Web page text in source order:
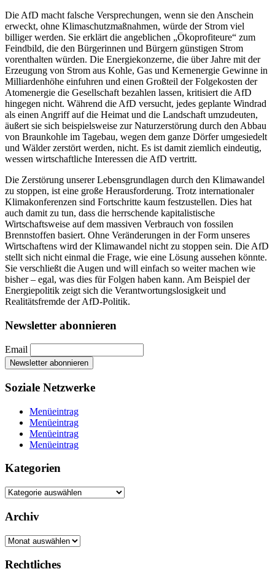
Die AfD macht falsche Versprechungen, wenn sie den Anschein
erweckt, ohne Klimaschutzmaßnahmen, würde der Strom viel
billiger werden. Sie erklärt die angeblichen „Ökoprofiteure“ zum
Feindbild, die den Bürgerinnen und Bürgern günstigen Strom
vorenthalten würden. Die Energiekonzerne, die über Jahre mit der
Erzeugung von Strom aus Kohle, Gas und Kernenergie Gewinne in
Milliardenhöhe einfuhren und einen Großteil der Folgekosten der
Atomenergie die Gesellschaft bezahlen lassen, kritisiert die AfD
hingegen nicht. Während die AfD versucht, jedes geplante Windrad
als einen Angriff auf die Heimat und die Landschaft umzudeuten,
äußert sie sich beispielsweise zur Naturzerstörung durch den Abbau
von Braunkohle im Tagebau, wegen dem ganze Dörfer umgesiedelt
und Wälder zerstört werden, nicht. Es ist damit ziemlich eindeutig,
wessen wirtschaftliche Interessen die AfD vertritt.
Die Zerstörung unserer Lebensgrundlagen durch den Klimawandel
zu stoppen, ist eine große Herausforderung. Trotz internationaler
Klimakonferenzen sind Fortschritte kaum festzustellen. Dies hat
auch damit zu tun, dass die herrschende kapitalistische
Wirtschaftsweise auf dem massiven Verbrauch von fossilen
Brennstoffen basiert. Ohne Veränderungen in der Form unseres
Wirtschaftens wird der Klimawandel nicht zu stoppen sein. Die AfD
stellt sich nicht einmal die Frage, wie eine Lösung aussehen könnte.
Sie verschließt die Augen und will einfach so weiter machen wie
bisher – egal, was dies für Folgen haben kann. Am Beispiel der
Energiepolitik zeigt sich die Verantwortungslosigkeit und
Realitätsfremde der AfD-Politik.
Newsletter abonnieren
Email
Soziale Netzwerke
Menüeintrag
Menüeintrag
Menüeintrag
Menüeintrag
Kategorien
Kategorien
Archiv
Archiv
Rechtliches